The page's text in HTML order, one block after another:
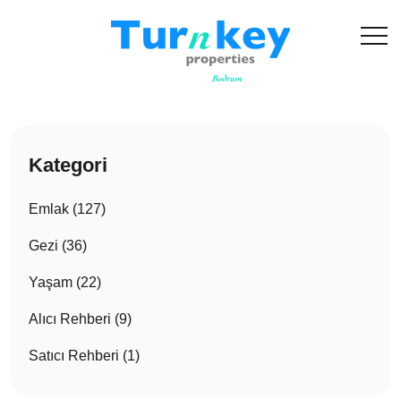
Kategori
Emlak (127)
Gezi (36)
Yaşam (22)
Alıcı Rehberi (9)
Satıcı Rehberi (1)